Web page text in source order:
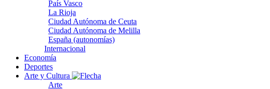
País Vasco
La Rioja
Ciudad Autónoma de Ceuta
Ciudad Autónoma de Melilla
España (autonomías)
Internacional
Economía
Deportes
Arte y Cultura
Arte